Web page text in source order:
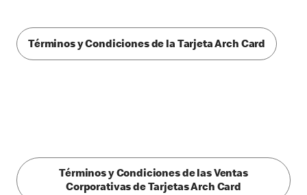
Términos y Condiciones de la Tarjeta Arch Card
Términos y Condiciones de las Ventas
Corporativas de Tarjetas Arch Card